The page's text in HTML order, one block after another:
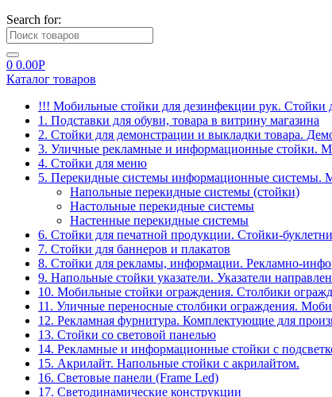
Search for:
0 0.00Р
Каталог товаров
!!! Мобильные стойки для дезинфекции рук. Стойки
1. Подставки для обуви, товара в витрину магазина
2. Стойки для демонстрации и выкладки товара.
3. Уличные рекламные и информационные стойки.
4. Стойки для меню
5. Перекидные системы информационные системы.
Напольные перекидные системы (стойки)
Настольные перекидные системы
Настенные перекидные системы
6. Стойки для печатной продукции. Стойки-
7. Стойки для баннеров и плакатов
8. Стойки для рекламы, информации. Рекламно-
9. Напольные стойки указатели. Указатели
10. Мобильные стойки ограждения. Столбики
11. Уличные переносные столбики ограждения.
12. Рекламная фурнитура. Комплектующие для
13. Стойки со световой панелью
14. Рекламные и информационные стойки с
15. Акрилайт. Напольные стойки с акрилайтом.
16. Световые панели (Frame Led)
17. Светодинамические конструкции